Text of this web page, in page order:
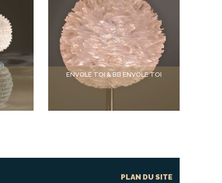
ENVOLE TOI & BB ENVOLE TOI
PLAN DU SITE